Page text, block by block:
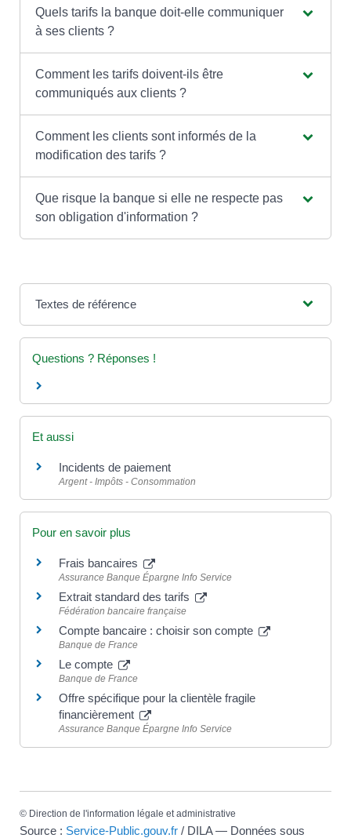
Quels tarifs la banque doit-elle communiquer
à ses clients ?
Comment les tarifs doivent-ils être
communiqués aux clients ?
Comment les clients sont informés de la
modification des tarifs ?
Que risque la banque si elle ne respecte pas
son obligation d'information ?
Textes de référence
Questions ? Réponses !
Et aussi
Incidents de paiement
Argent - Impôts - Consommation
Pour en savoir plus
Frais bancaires
Assurance Banque Épargne Info Service
Extrait standard des tarifs
Fédération bancaire française
Compte bancaire : choisir son compte
Banque de France
Le compte
Banque de France
Offre spécifique pour la clientèle fragile
financièrement
Assurance Banque Épargne Info Service
© Direction de l'information légale et administrative
Source : Service-Public.gouv.fr / DILA — Données sous